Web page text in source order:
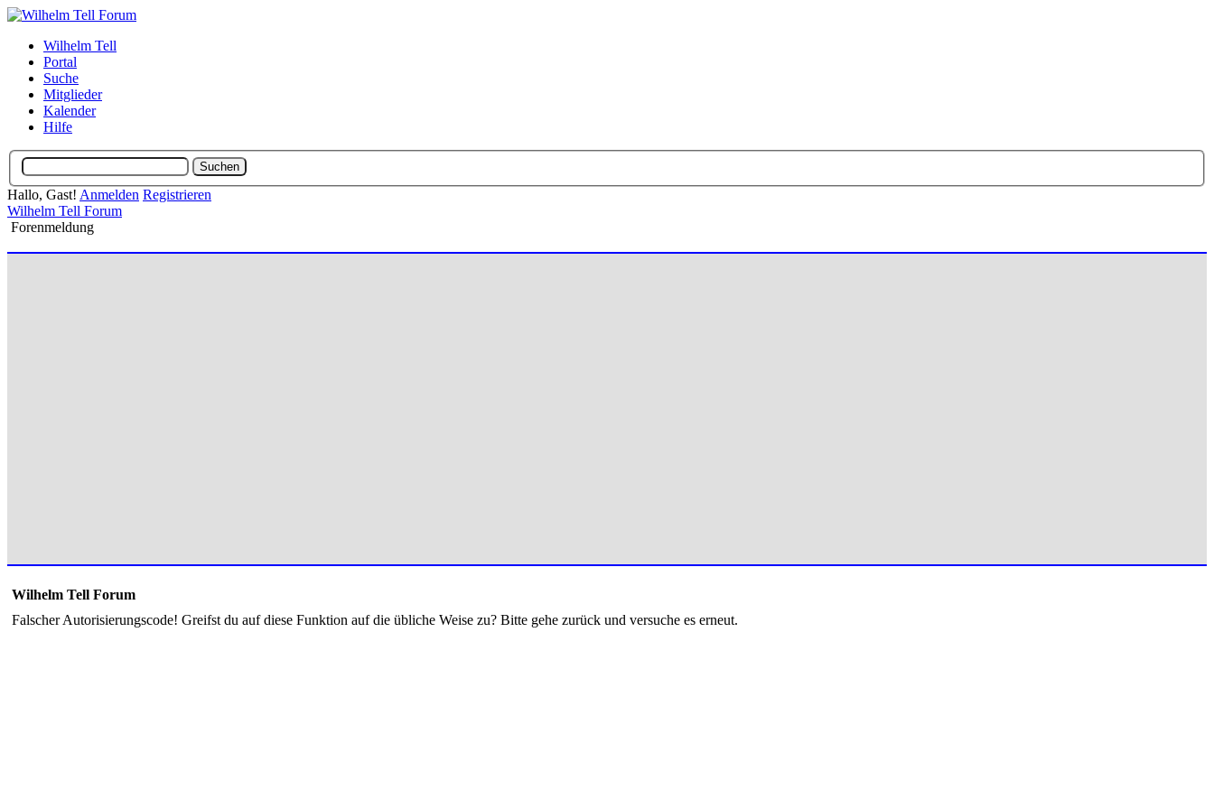
Wilhelm Tell
Portal
Suche
Mitglieder
Kalender
Hilfe
Hallo, Gast! Anmelden Registrieren
Wilhelm Tell Forum
Forenmeldung
Wilhelm Tell Forum
Falscher Autorisierungscode! Greifst du auf diese Funktion auf die übliche Weise zu? Bitte gehe zurück und versuche es erneut.